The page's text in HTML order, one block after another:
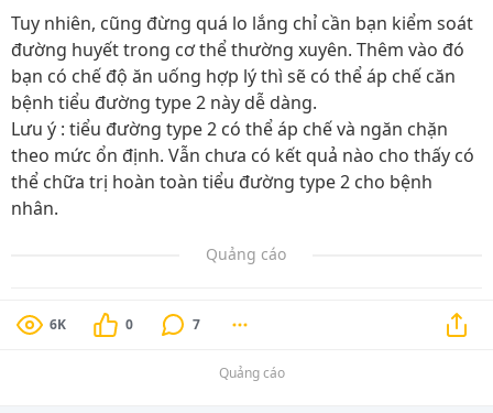
Tuy nhiên, cũng đừng quá lo lắng chỉ cần bạn kiểm soát
đường huyết trong cơ thể thường xuyên. Thêm vào đó
bạn có chế độ ăn uống hợp lý thì sẽ có thể áp chế căn
bệnh tiểu đường type 2 này dễ dàng.
Lưu ý : tiểu đường type 2 có thể áp chế và ngăn chặn
theo mức ổn định. Vẫn chưa có kết quả nào cho thấy có
thể chữa trị hoàn toàn tiểu đường type 2 cho bệnh
nhân.
Quảng cáo
6K 0 7
Quảng cáo